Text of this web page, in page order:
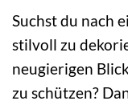
Suchst du nach
stilvoll zu
neugierigen
zu schützen?